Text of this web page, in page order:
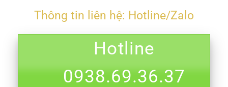
Thông tin liên hệ: Hotline/Zalo
Hotline
0938.69.36.37